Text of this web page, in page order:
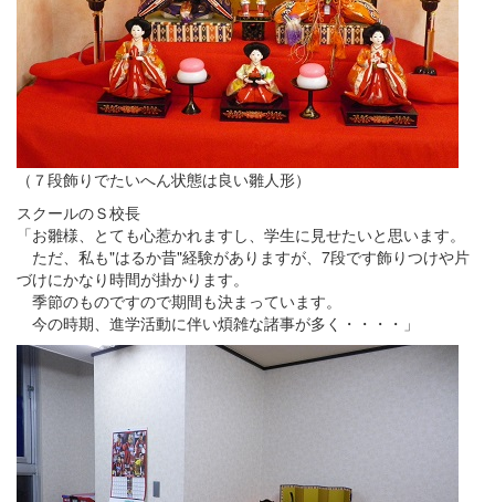
（７段飾りでたいへん状態は良い雛人形）
スクールのＳ校長
「お雛様、とても心惹かれますし、学生に見せたいと思います。
ただ、私も"はるか昔"経験がありますが、7段です飾りつけや片
づけにかなり時間が掛かります。
季節のものですので期間も決まっています。
今の時期、進学活動に伴い煩雑な諸事が多く・・・・」